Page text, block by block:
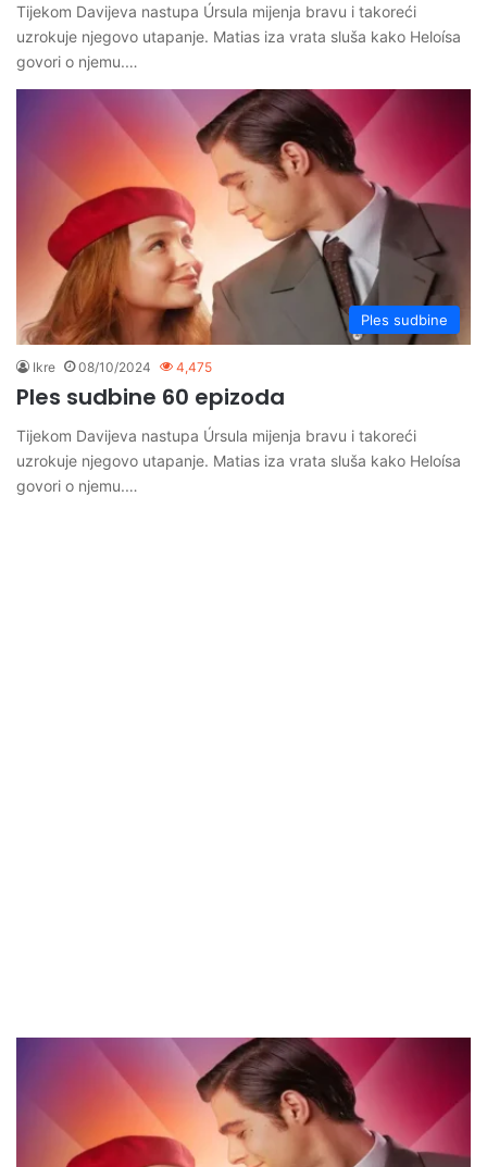
Tijekom Davijeva nastupa Úrsula mijenja bravu i takoreći
uzrokuje njegovo utapanje. Matias iza vrata sluša kako Heloísa
govori o njemu.…
Ples sudbine
Ikre 08/10/2024 4,475
Ples sudbine 60 epizoda
Tijekom Davijeva nastupa Úrsula mijenja bravu i takoreći
uzrokuje njegovo utapanje. Matias iza vrata sluša kako Heloísa
govori o njemu.…